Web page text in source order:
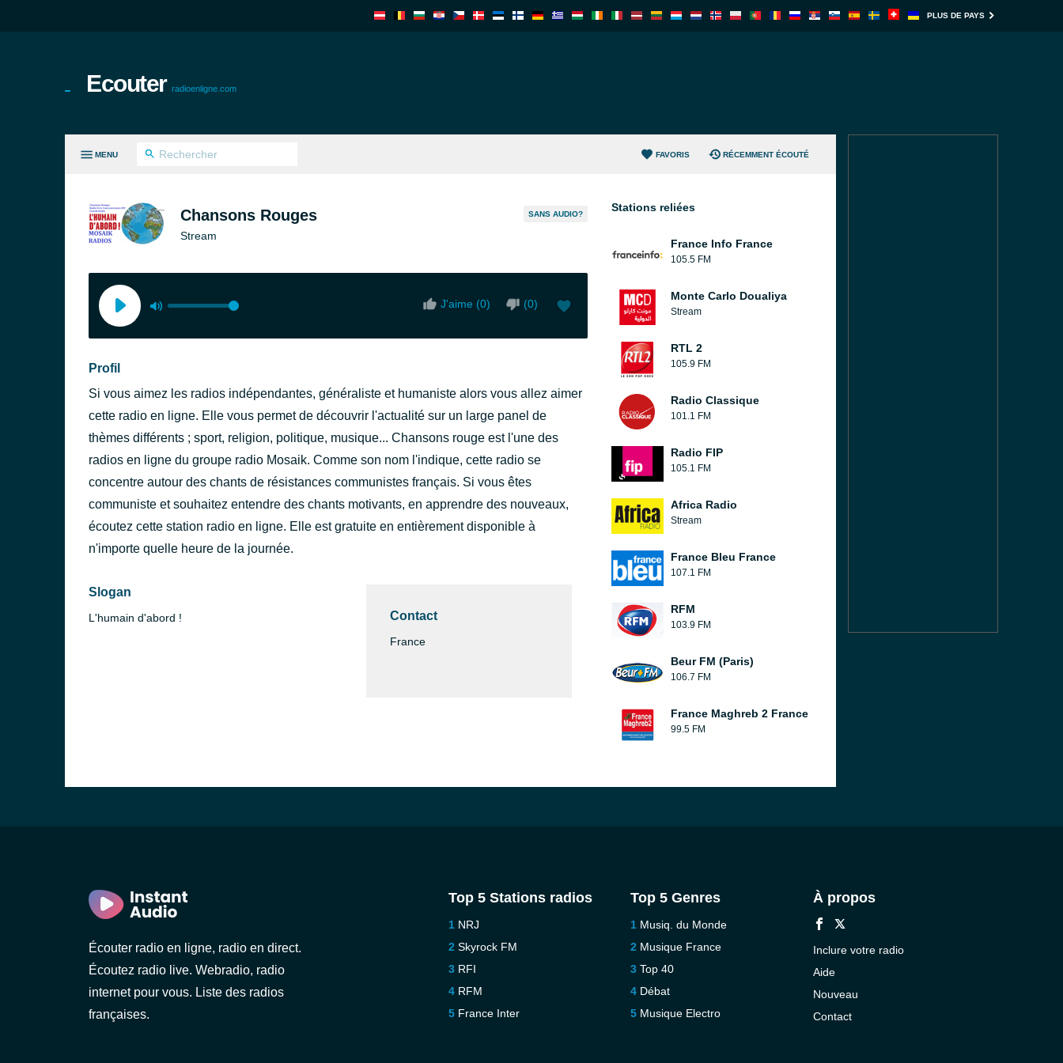
PLUS DE PAYS
Ecouter radioenligne.com
MENU FAVORIS RÉCEMMENT ÉCOUTÉ
Chansons Rouges
Stream
SANS AUDIO?
J'aime (0) (0)
Profil
Si vous aimez les radios indépendantes, généraliste et humaniste alors vous allez aimer
cette radio en ligne. Elle vous permet de découvrir l'actualité sur un large panel de
thèmes différents ; sport, religion, politique, musique... Chansons rouge est l'une des
radios en ligne du groupe radio Mosaik. Comme son nom l'indique, cette radio se
concentre autour des chants de résistances communistes français. Si vous êtes
communiste et souhaitez entendre des chants motivants, en apprendre des nouveaux,
écoutez cette station radio en ligne. Elle est gratuite en entièrement disponible à
n'importe quelle heure de la journée.
Slogan
L'humain d'abord ! Contact
France
Stations reliées
France Info France
105.5 FM
Monte Carlo Doualiya
Stream
RTL 2
105.9 FM
Radio Classique
101.1 FM
Radio FIP
105.1 FM
Africa Radio
Stream
France Bleu France
107.1 FM
RFM
103.9 FM
Beur FM (Paris)
106.7 FM
France Maghreb 2 France
99.5 FM
Écouter radio en ligne, radio en direct.
Écoutez radio live. Webradio, radio
internet pour vous. Liste des radios
françaises.
Top 5 Stations radios
NRJ
Skyrock FM
RFI
RFM
France Inter
Top 5 Genres
Musiq. du Monde
Musique France
Top 40
Débat
Musique Electro
À propos
Inclure votre radio
Aide
Nouveau
Contact